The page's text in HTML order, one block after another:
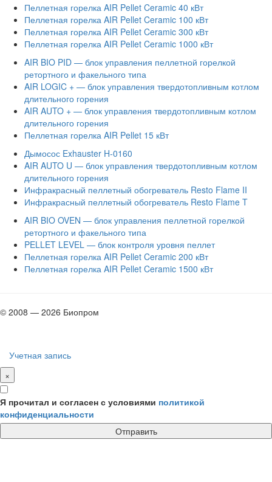
Пеллетная горелка AIR Pellet Ceramic 40 кВт
Пеллетная горелка AIR Pellet Ceramic 100 кВт
Пеллетная горелка AIR Pellet Ceramic 300 кВт
Пеллетная горелка AIR Pellet Ceramic 1000 кВт
AIR BIO PID — блок управления пеллетной горелкой
ретортного и факельного типа
AIR LOGIC + — блок управления твердотопливным котлом
длительного горения
AIR AUTO + — блок управления твердотопливным котлом
длительного горения
Пеллетная горелка AIR Pellet 15 кВт
Дымосос Exhauster H-0160
AIR AUTO U — блок управления твердотопливным котлом
длительного горения
Инфракрасный пеллетный обогреватель Resto Flame II
Инфракрасный пеллетный обогреватель Resto Flame T
AIR BIO OVEN — блок управления пеллетной горелкой
ретортного и факельного типа
PELLET LEVEL — блок контроля уровня пеллет
Пеллетная горелка AIR Pellet Ceramic 200 кВт
Пеллетная горелка AIR Pellet Ceramic 1500 кВт
© 2008 — 2026 Биопром
Учетная запись
×
Я прочитал и согласен с условиями политикой
конфиденциальности
Отправить